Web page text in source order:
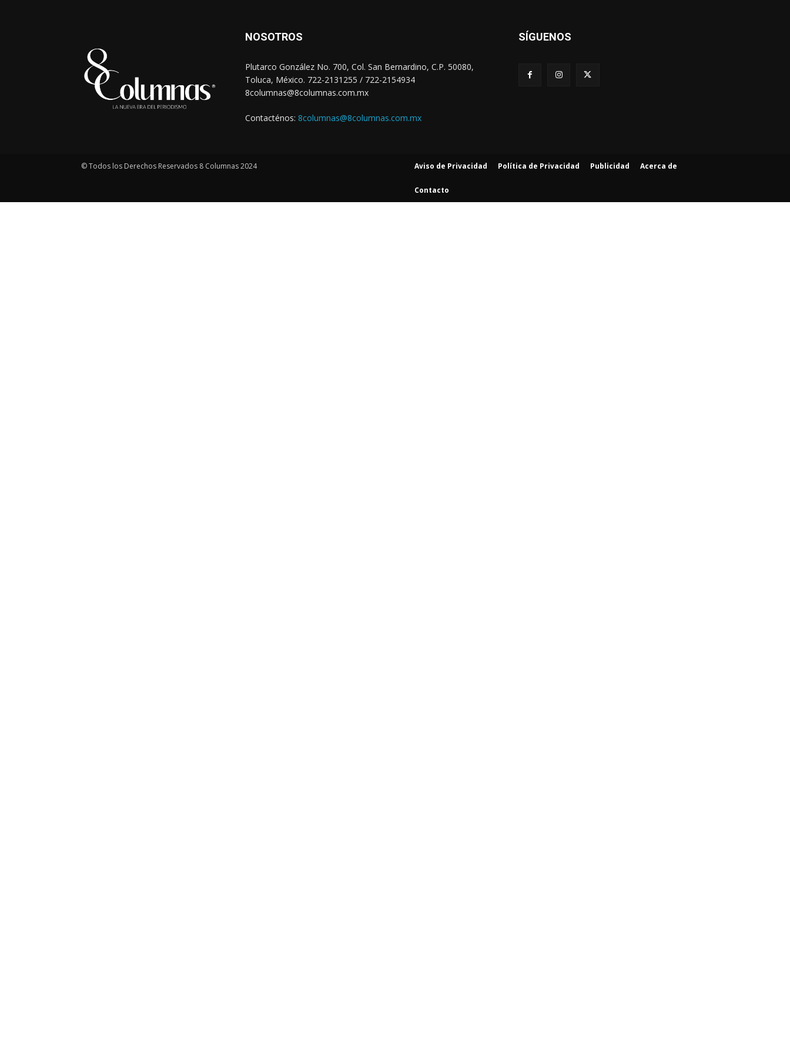
NOSOTROS
Plutarco González No. 700, Col. San Bernardino, C.P. 50080,
Toluca, México. 722-2131255 / 722-2154934
8columnas@8columnas.com.mx
Contacténos: 8columnas@8columnas.com.mx
SÍGUENOS
© Todos los Derechos Reservados 8 Columnas 2024 Aviso de Privacidad Política de Privacidad Publicidad Acerca de
Contacto